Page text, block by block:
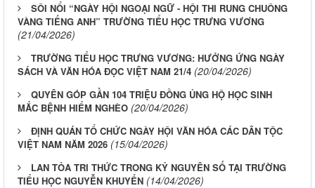
SÔI NỔI “NGÀY HỘI NGOẠI NGỮ - HỘI THI RUNG CHUÔNG
VÀNG TIẾNG ANH” TRƯỜNG TIỂU HỌC TRƯNG VƯƠNG
(21/04/2026)
TRƯỜNG TIỂU HỌC TRƯNG VƯƠNG: HƯỞNG ỨNG NGÀY
SÁCH VÀ VĂN HÓA ĐỌC VIỆT NAM 21/4 (20/04/2026)
QUYÊN GÓP GẦN 104 TRIỆU ĐỒNG ỦNG HỘ HỌC SINH
MẮC BỆNH HIỂM NGHÈO (20/04/2026)
ĐỊNH QUÁN TỔ CHỨC NGÀY HỘI VĂN HÓA CÁC DÂN TỘC
VIỆT NAM NĂM 2026 (15/04/2026)
LAN TỎA TRI THỨC TRONG KỶ NGUYÊN SỐ TẠI TRƯỜNG
TIỂU HỌC NGUYỄN KHUYẾN (14/04/2026)